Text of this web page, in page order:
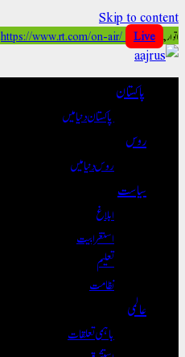
Skip to content
اتوار, April 5 https://www.rt.com/on-air/ Live
پاکستان
پاکستان دنیا میں
روس
روس دنیا میں
سیاست
ابلاغ
استغرابیت
تعلیم
نظامت
عالمی
باہمی تعلقات